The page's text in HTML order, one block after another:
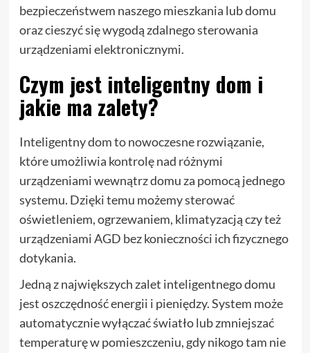
bezpieczeństwem naszego mieszkania lub domu
oraz cieszyć się wygodą zdalnego sterowania
urządzeniami elektronicznymi.
Czym jest inteligentny dom i
jakie ma zalety?
Inteligentny dom to nowoczesne rozwiązanie,
które umożliwia kontrolę nad różnymi
urządzeniami wewnątrz domu za pomocą jednego
systemu. Dzięki temu możemy sterować
oświetleniem, ogrzewaniem, klimatyzacją czy też
urządzeniami AGD bez konieczności ich fizycznego
dotykania.
Jedną z największych zalet inteligentnego domu
jest oszczędność energii i pieniędzy. System może
automatycznie wyłączać światło lub zmniejszać
temperaturę w pomieszczeniu, gdy nikogo tam nie